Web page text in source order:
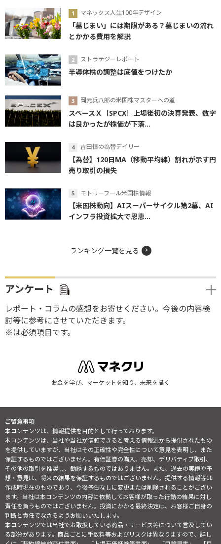
マネックス人生100年デザイン
「墓じまい」には期限がある？墓じまいの流れ
とかかる費用を解説
ストラテジーレポート
半導体株の調整は底値をつけたか
岡元兵八郎の米国株マスターへの道
スペースＸ［SPCX］上場後初の決算発表、数字
は良かったが株価が下落...
吉田恒の為替デイリー
【為替】120日MA（移動平均線）割れが示す円
売り取引の損失
モトリーフール米国株情報
【米国株動向】AIスーパーサイクル第2幕、AI
インフラ投資拡大で恩恵...
ランキング一覧を見る
アンケート
レポート・コラムの感想をお寄せください。今後の内容検
討等に参考にさせていただきます。
※は必須項目です。
お金を学び、マーケットを知り、未来を描く
ご留意事項
本コンテンツは、情報提供を目的として行っております。
本コンテンツは、当社や当社が信頼できると考える情報源から提供されたもの
を提供していますが、当社はその正確性や完全性について意見を表明し、また
保証するものではございません。有価証券の購入、売却、デリバティブ取引、
その他の取引を推奨し、勧誘するものではありません。また、過去の実績や予
想・意見は、将来の結果を保証するものではございません。提供する情報等は
作成時現在のものであり、今後予告なしに変更または削除されることがござい
ます。当社は本コンテンツの内容に依拠してお客様が取った行動の結果に対し
責任を負うものではございません。投資にかかる最終決定は、お客様ご自身の
判断と責任でなさるようお願いいたします。
本コンテンツでは当社でお取扱している商品・サービス等について言及してい
る部分があります。商品ごとに手数料等およびリスクは異なりますので、詳し